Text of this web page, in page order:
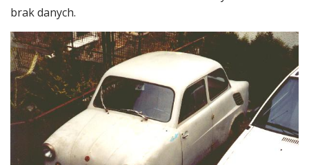
brak danych.